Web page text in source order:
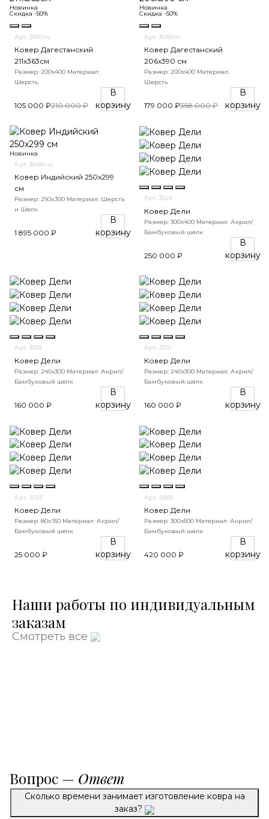
Новинка
Скидка -50%
Арт. 3050тн
Ковер Дагестанский
211x363см
Размер: 200х400 Материал:
Шерсть
105 000 ₽210 000 ₽
В
корзину
Новинка
Скидка -50%
Арт. 3049тн
Ковер Дагестанский
206x390 см
Размер: 200х400 Материал:
Шерсть
179 000 ₽358 000 ₽
В
корзину
Новинка
Арт. 3048нш
Ковер Индийский 250x299
см
Размер: 250x300 Материал: Шерсть
и Шелк
1 895 000 ₽
В
корзину
Арт. 3529
Ковер Дели
Размер: 300х400 Материал: Акрил/
Бамбуковый шёлк
250 000 ₽
В
корзину
Арт. 3393
Ковер Дели
Размер: 240х300 Материал: Акрил/
Бамбуковый шёлк
160 000 ₽
В
корзину
Арт. 3312
Ковер Дели
Размер: 240х300 Материал: Акрил/
Бамбуковый шёлк
160 000 ₽
В
корзину
Арт. 3023
Ковер Дели
Размер: 80x150 Материал: Акрил/
Бамбуковый шёлк
25 000 ₽
В
корзину
Арт. 2883
Ковер Дели
Размер: 300х500 Материал: Акрил/
Бамбуковый шёлк
420 000 ₽
В
корзину
Наши работы по индивидуальным
заказам
Смотреть все
Вопрос — Ответ
Сколько времени занимает изготовление ковра на
заказ?